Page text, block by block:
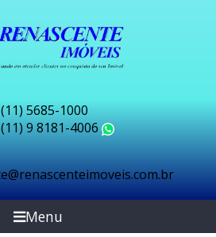
(11) 5685-1000
(11) 9 8181-4006
Menu